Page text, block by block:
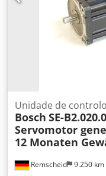
Remscheid 9.250 km
Unidade de controlo
Bosch SE-
Servomotor
12 Monaten